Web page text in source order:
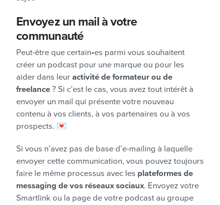
Envoyez un mail à votre
communauté
Peut-être que certain•es parmi vous souhaitent
créer un podcast pour une marque ou pour les
aider dans leur activité de formateur ou de
freelance ? Si c’est le cas, vous avez tout intérêt à
envoyer un mail qui présente votre nouveau
contenu à vos clients, à vos partenaires ou à vos
prospects. 💌
Si vous n’avez pas de base d’e-mailing à laquelle
envoyer cette communication, vous pouvez toujours
faire le même processus avec les plateformes de
messaging de vos réseaux sociaux. Envoyez votre
Smartlink ou la page de votre podcast au groupe